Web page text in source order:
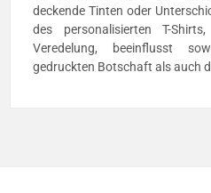
deckende Tinten oder
des personalisierten T-
Veredelung, beeinflusst
gedruckten Botschaft als auch